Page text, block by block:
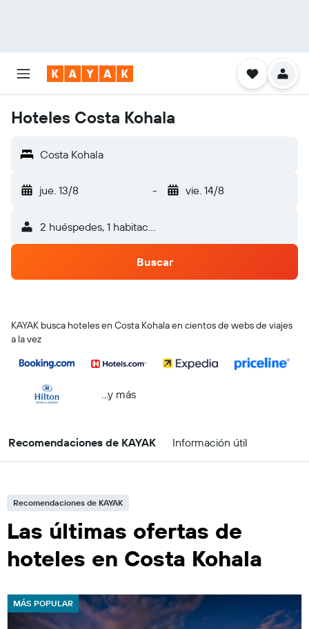
Hoteles Costa Kohala
Costa Kohala
jue. 13/8 - vie. 14/8
2 huéspedes, 1 habitación
Buscar
KAYAK busca hoteles en Costa Kohala en cientos de webs de viajes
a la vez
...y más
Recomendaciones de KAYAK Información útil
Recomendaciones de KAYAK
Las últimas ofertas de
hoteles en Costa Kohala
MÁS POPULAR